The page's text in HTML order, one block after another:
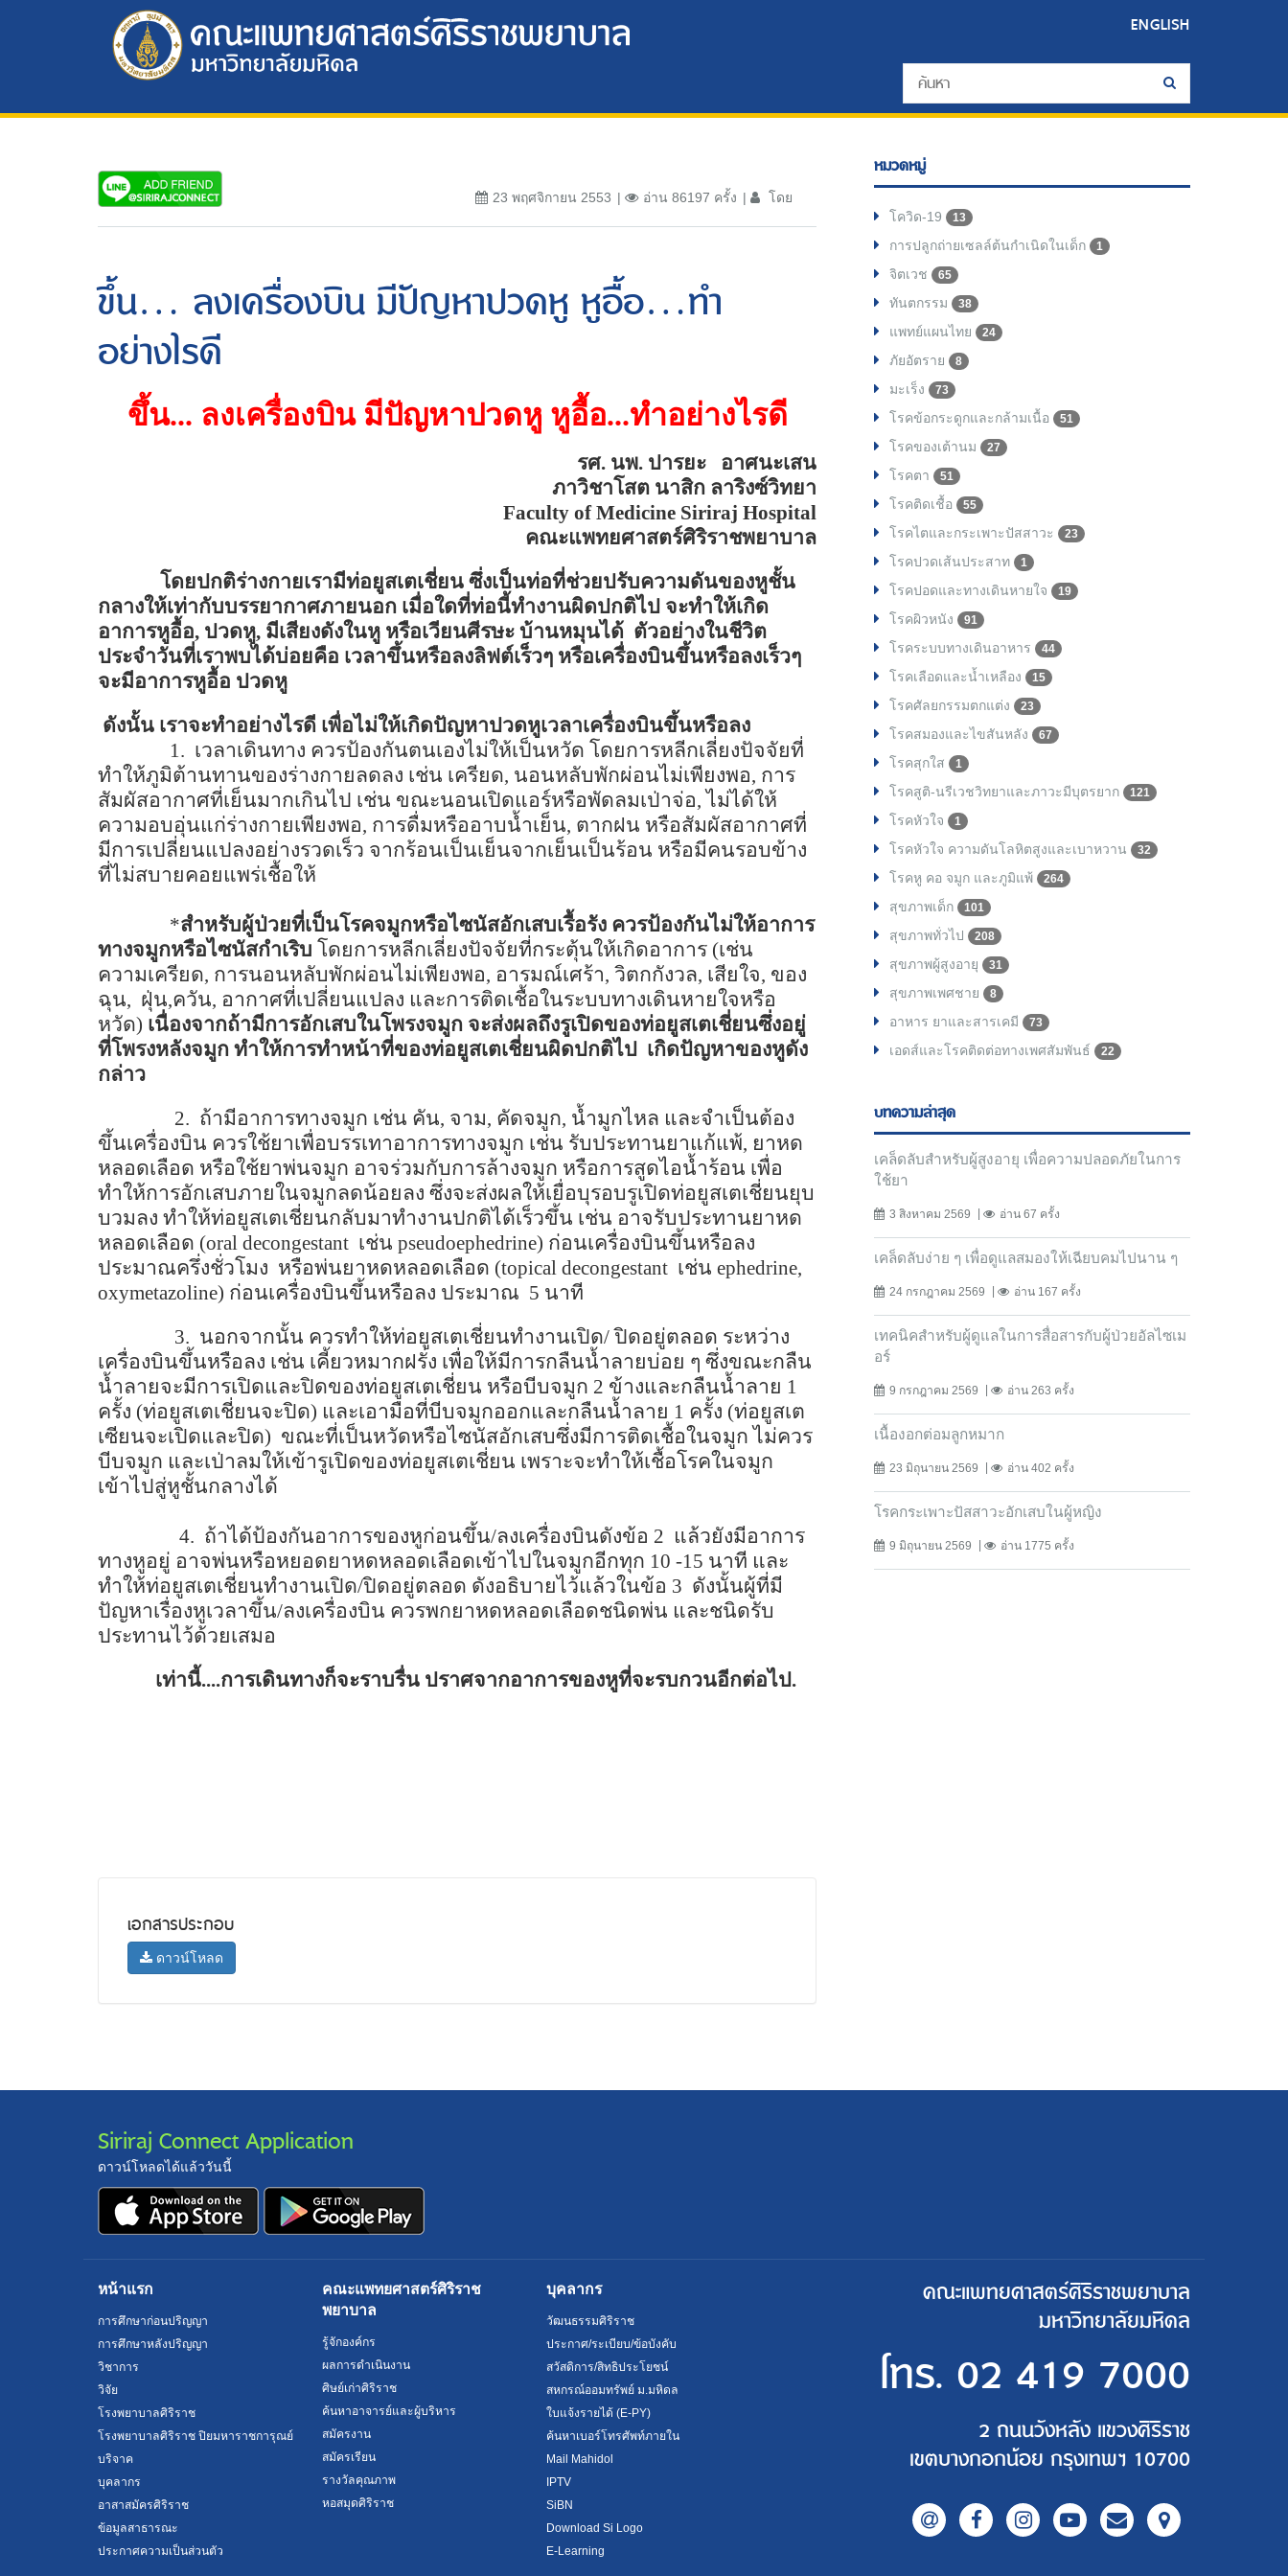
ENGLISH
23 พฤศจิกายน 2553 อ่าน 86197 ครั้ง โดย
ขึ้น... ลงเครื่องบิน มีปัญหาปวดหู หูอื้อ...ทำ
อย่างไรดี
ขึ้น... ลงเครื่องบิน มีปัญหาปวดหู หูอื้อ...ทำอย่างไรดี
รศ. นพ. ปารยะ
อาศนะเสน
ภาวิชาโสต นาสิก ลาริงซ์วิทยา
Faculty ofMedicine Siriraj Hospital
คณะแพทยศาสตร์ศิริราชพยาบาล
โดยปกติร่างกายเรามีท่อยูสเตเชี่ยน ซึ่งเป็นท่อที่ช่วยปรับความดันของหูชั้น
กลางให้เท่ากับบรรยากาศภายนอก เมื่อใดที่ท่อนี้ทำงานผิดปกติไป จะทำให้เกิด
อาการหูอื้อ, ปวดหู, มีเสียงดังในหู หรือเวียนศีรษะ บ้านหมุนได้ ตัวอย่างในชีวิต
ประจำวันที่เราพบได้บ่อยคือ เวลาขึ้นหรือลงลิฟต์เร็วๆ หรือเครื่องบินขึ้นหรือลงเร็วๆ
จะมีอาการหูอื้อ ปวดหู
ดังนั้น เราจะทำอย่างไรดี เพื่อไม่ให้เกิดปัญหาปวดหูเวลาเครื่องบินขึ้นหรือลง
1. เวลาเดินทาง ควรป้องกันตนเองไม่ให้เป็นหวัด โดยการหลีกเลี่ยงปัจจัยที่
ทำให้ภูมิต้านทานของร่างกายลดลง เช่น เครียด, นอนหลับพักผ่อนไม่เพียงพอ, การ
สัมผัสอากาศที่เย็นมากเกินไป เช่น ขณะนอนเปิดแอร์หรือพัดลมเป่าจ่อ,ไม่ได้ให้
ความอบอุ่นแก่ร่างกายเพียงพอ, การดื่มหรืออาบน้ำเย็น, ตากฝน หรือสัมผัสอากาศที่
มีการเปลี่ยนแปลงอย่างรวดเร็ว จากร้อนเป็นเย็นจากเย็นเป็นร้อน หรือมีคนรอบข้าง
ที่ไม่สบายคอยแพร่เชื้อให้
*สำหรับผู้ป่วยที่เป็นโรคจมูกหรือไซนัสอักเสบเรื้อรัง ควรป้องกันไม่ให้อาการ
ทางจมูกหรือไซนัสกำเริบ โดยการหลีกเลี่ยงปัจจัยที่กระตุ้นให้เกิดอาการ (เช่น
ความเครียด, การนอนหลับพักผ่อนไม่เพียงพอ, อารมณ์เศร้า, วิตกกังวล, เสียใจ, ของ
ฉุน, ฝุ่น,ควัน, อากาศที่เปลี่ยนแปลง และการติดเชื้อในระบบทางเดินหายใจหรือ
หวัด) เนื่องจากถ้ามีการอักเสบในโพรงจมูก จะส่งผลถึงรูเปิดของท่อยูสเตเชี่ยนซึ่งอยู่
ที่โพรงหลังจมูก ทำให้การทำหน้าที่ของท่อยูสเตเชี่ยนผิดปกติไป เกิดปัญหาของหูดัง
กล่าว
2. ถ้ามีอาการทางจมูก เช่น คัน, จาม, คัดจมูก, น้ำมูกไหล และจำเป็นต้อง
ขึ้นเครื่องบิน ควรใช้ยาเพื่อบรรเทาอาการทางจมูก เช่น รับประทานยาแก้แพ้, ยาหด
หลอดเลือด หรือใช้ยาพ่นจมูก อาจร่วมกับการล้างจมูก หรือการสูดไอน้ำร้อน เพื่อ
ทำให้การอักเสบภายในจมูกลดน้อยลง ซึ่งจะส่งผลให้เยื่อบุรอบรูเปิดท่อยูสเตเชี่ยนยุบ
บวมลง ทำให้ท่อยูสเตเชี่ยนกลับมาทำงานปกติได้เร็วขึ้น เช่น อาจรับประทานยาหด
หลอดเลือด (oral decongestant เช่น pseudoephedrine) ก่อนเครื่องบินขึ้นหรือลง
ประมาณครึ่งชั่วโมง หรือพ่นยาหดหลอดเลือด (topical decongestant เช่น ephedrine,
oxymetazoline) ก่อนเครื่องบินขึ้นหรือลง ประมาณ 5 นาที
3. นอกจากนั้น ควรทำให้ท่อยูสเตเชี่ยนทำงานเปิด/ ปิดอยู่ตลอด ระหว่าง
เครื่องบินขึ้นหรือลง เช่น เคี้ยวหมากฝรั่ง เพื่อให้มีการกลืนน้ำลายบ่อย ๆ ซึ่งขณะกลืน
น้ำลายจะมีการเปิดและปิดของท่อยูสเตเชี่ยน หรือบีบจมูก 2 ข้างและกลืนน้ำลาย 1
ครั้ง (ท่อยูสเตเชี่ยนจะปิด) และเอามือที่บีบจมูกออกและกลืนน้ำลาย 1 ครั้ง (ท่อยูสเต
เซียนจะเปิดและปิด) ขณะที่เป็นหวัดหรือไซนัสอักเสบซึ่งมีการติดเชื้อในจมูก ไม่ควร
บีบจมูก และเป่าลมให้เข้ารูเปิดของท่อยูสเตเชี่ยน เพราะจะทำให้เชื้อโรคในจมูก
เข้าไปสู่หูชั้นกลางได้
4. ถ้าได้ป้องกันอาการของหูก่อนขึ้น/ลงเครื่องบินดังข้อ 2 แล้วยังมีอาการ
ทางหูอยู่ อาจพ่นหรือหยอดยาหดหลอดเลือดเข้าไปในจมูกอีกทุก 10 -15 นาที และ
ทำให้ท่อยูสเตเชี่ยนทำงานเปิด/ปิดอยู่ตลอด ดังอธิบายไว้แล้วในข้อ 3 ดังนั้นผู้ที่มี
ปัญหาเรื่องหูเวลาขึ้น/ลงเครื่องบิน ควรพกยาหดหลอดเลือดชนิดพ่น และชนิดรับ
ประทานไว้ด้วยเสมอ
เท่านี้....การเดินทางก็จะราบรื่น ปราศจากอาการของหูที่จะรบกวนอีกต่อไป.
เอกสารประกอบ
ดาวน์โหลด
หมวดหมู่
โควิด-19 13
การปลูกถ่ายเซลล์ต้นกำเนิดในเด็ก 1
จิตเวช 65
ทันตกรรม 38
แพทย์แผนไทย 24
ภัยอัตราย 8
มะเร็ง 73
โรคข้อกระดูกและกล้ามเนื้อ 51
โรคของเต้านม 27
โรคตา 51
โรคติดเชื้อ 55
โรคไตและกระเพาะปัสสาวะ 23
โรคปวดเส้นประสาท 1
โรคปอดและทางเดินหายใจ 19
โรคผิวหนัง 91
โรคระบบทางเดินอาหาร 44
โรคเลือดและน้ำเหลือง 15
โรคศัลยกรรมตกแต่ง 23
โรคสมองและไขสันหลัง 67
โรคสุกใส 1
โรคสูติ-นรีเวชวิทยาและภาวะมีบุตรยาก 121
โรคหัวใจ 1
โรคหัวใจ ความดันโลหิตสูงและเบาหวาน 32
โรคหู คอ จมูก และภูมิแพ้ 264
สุขภาพเด็ก 101
สุขภาพทั่วไป 208
สุขภาพผู้สูงอายุ 31
สุขภาพเพศชาย 8
อาหาร ยาและสารเคมี 73
เอดส์และโรคติดต่อทางเพศสัมพันธ์ 22
บทความล่าสุด
เคล็ดลับสำหรับผู้สูงอายุ เพื่อความปลอดภัยในการ
ใช้ยา
3 สิงหาคม 2569 อ่าน 67 ครั้ง
เคล็ดลับง่าย ๆ เพื่อดูแลสมองให้เฉียบคมไปนาน ๆ
24 กรกฎาคม 2569 อ่าน 167 ครั้ง
เทคนิคสำหรับผู้ดูแลในการสื่อสารกับผู้ป่วยอัลไซเม
อร์
9 กรกฎาคม 2569 อ่าน 263 ครั้ง
เนื้องอกต่อมลูกหมาก
23 มิถุนายน 2569 อ่าน 402 ครั้ง
โรคกระเพาะปัสสาวะอักเสบในผู้หญิง
9 มิถุนายน 2569 อ่าน 1775 ครั้ง
Siriraj Connect Application
ดาวน์โหลดได้แล้ววันนี้
หน้าแรก
การศึกษาก่อนปริญญา
การศึกษาหลังปริญญา
วิชาการ
วิจัย
โรงพยาบาลศิริราช
โรงพยาบาลศิริราช ปิยมหาราชการุณย์
บริจาค
บุคลากร
อาสาสมัครศิริราช
ข้อมูลสาธารณะ
ประกาศความเป็นส่วนตัว
คณะแพทยศาสตร์ศิริราช
พยาบาล
รู้จักองค์กร
ผลการดำเนินงาน
ศิษย์เก่าศิริราช
ค้นหาอาจารย์และผู้บริหาร
สมัครงาน
สมัครเรียน
รางวัลคุณภาพ
หอสมุดศิริราช
บุคลากร
วัฒนธรรมศิริราช
ประกาศ/ระเบียบ/ข้อบังคับ
สวัสดิการ/สิทธิประโยชน์
สหกรณ์ออมทรัพย์ ม.มหิดล
ใบแจ้งรายได้ (E-PY)
ค้นหาเบอร์โทรศัพท์ภายใน
Mail Mahidol
IPTV
SiBN
Download Si Logo
E-Learning
คณะแพทยศาสตร์ศิริราชพยาบาล
มหาวิทยาลัยมหิดล
โทร. 02 419 7000
2 ถนนวังหลัง แขวงศิริราช
เขตบางกอกน้อย กรุงเทพฯ 10700